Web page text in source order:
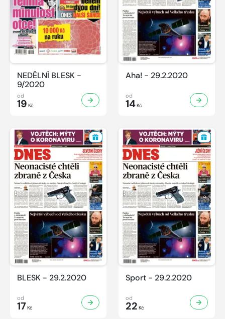
NEDĚLNÍ BLESK -
9/2020
od
19 Kč
Aha! - 29.2.2020
od
14Kč
BLESK - 29.2.2020
od
17 Kč
Sport - 29.2.2020
od
22 Kč